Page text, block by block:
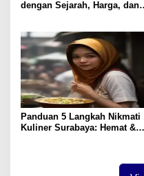
dengan Sejarah, Harga, dan
Panduan 5 Langkah Nikmati
Kuliner Surabaya: Hemat &